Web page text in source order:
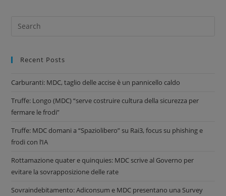
Recent Posts
Carburanti: MDC, taglio delle accise è un pannicello caldo
Truffe: Longo (MDC) “serve costruire cultura della sicurezza per
fermare le frodi”
Truffe: MDC domani a “Spaziolibero” su Rai3, focus su phishing e
frodi con l’IA
Rottamazione quater e quinquies: MDC scrive al Governo per
evitare la sovrapposizione delle rate
Sovraindebitamento: Adiconsum e MDC presentano una Survey